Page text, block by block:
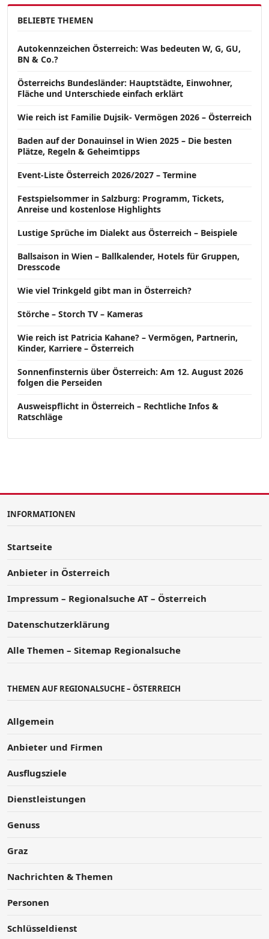
BELIEBTE THEMEN
Autokennzeichen Österreich: Was bedeuten W, G, GU,
BN & Co.?
Österreichs Bundesländer: Hauptstädte, Einwohner,
Fläche und Unterschiede einfach erklärt
Wie reich ist Familie Dujsik- Vermögen 2026 – Österreich
Baden auf der Donauinsel in Wien 2025 – Die besten
Plätze, Regeln & Geheimtipps
Event-Liste Österreich 2026/2027 – Termine
Festspielsommer in Salzburg: Programm, Tickets,
Anreise und kostenlose Highlights
Lustige Sprüche im Dialekt aus Österreich – Beispiele
Ballsaison in Wien – Ballkalender, Hotels für Gruppen,
Dresscode
Wie viel Trinkgeld gibt man in Österreich?
Störche – Storch TV – Kameras
Wie reich ist Patricia Kahane? – Vermögen, Partnerin,
Kinder, Karriere – Österreich
Sonnenfinsternis über Österreich: Am 12. August 2026
folgen die Perseiden
Ausweispflicht in Österreich – Rechtliche Infos &
Ratschläge
INFORMATIONEN
Startseite
Anbieter in Österreich
Impressum – Regionalsuche AT – Österreich
Datenschutzerklärung
Alle Themen – Sitemap Regionalsuche
THEMEN AUF REGIONALSUCHE – ÖSTERREICH
Allgemein
Anbieter und Firmen
Ausflugsziele
Dienstleistungen
Genuss
Graz
Nachrichten & Themen
Personen
Schlüsseldienst